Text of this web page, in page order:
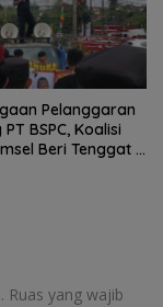
Pelanggaran
BSPC, Koalisi
Beri Tenggat 1
Ruas yang wajib